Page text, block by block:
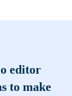
editor
to make